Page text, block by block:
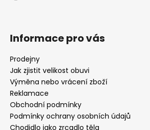
Informace pro vás
Prodejny
Jak zjistit velikost obuvi
Výměna nebo vrácení zboží
Reklamace
Obchodní podmínky
Podmínky ochrany osobních údajů
Chodidlo jako zrcadlo těla